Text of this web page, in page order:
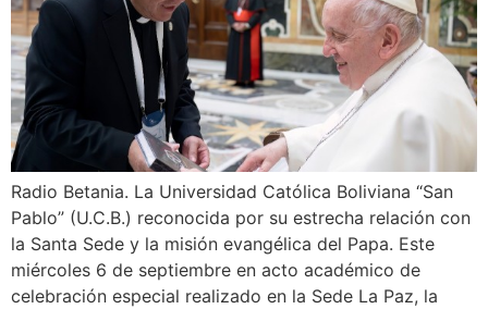
Radio Betania. La Universidad Católica Boliviana “San
Pablo” (U.C.B.) reconocida por su estrecha relación con
la Santa Sede y la misión evangélica del Papa. Este
miércoles 6 de septiembre en acto académico de
celebración especial realizado en la Sede La Paz, la